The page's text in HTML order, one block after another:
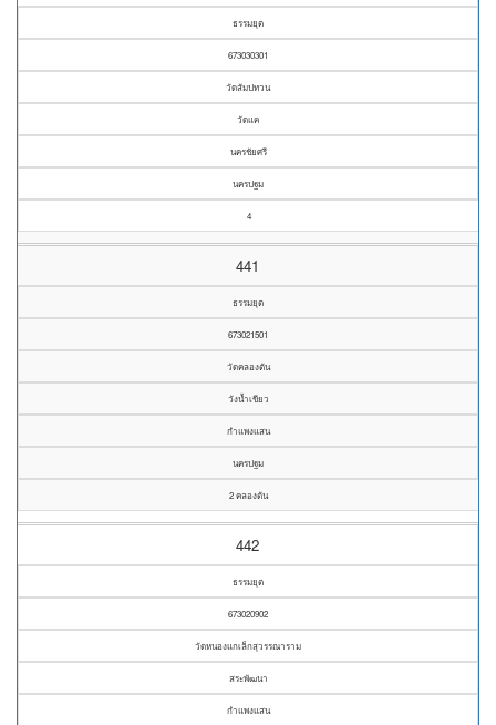
ธรรมยุต
673030301
วัดสัมปทวน
วัดแค
นครชัยศรี
นครปฐม
4
441
ธรรมยุต
673021501
วัดคลองตัน
วังน้ำเขียว
กำแพงแสน
นครปฐม
2 คลองตัน
442
ธรรมยุต
673020902
วัดหนองแกเล็กสุวรรณาราม
สระพัฒนา
กำแพงแสน